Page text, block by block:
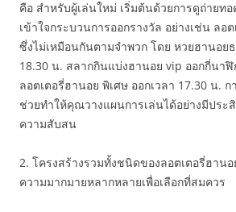
คือ สำหรับผู้เล่นใหม่ เริ่มต้นด้วยการดูถ่ายท
เข้าใจกระบวนการออกรางวัล อย่างเช่น ลอ
ซึ่งไม่เหมือนกันตามจำพวก โดย หวยฮานอย
18.30 น. สลากกินแบ่งฮานอย vip ออกกี่นา
ลอตเตอรี่ฮานอย พิเศษ ออกเวลา 17.30 น.
ช่วยทำให้คุณวางแผนการเล่นได้อย่างมีประ
ความสับสน
2. โครงสร้างรวมทั้งชนิดของลอตเตอรี่ฮานอ
ความมากมายหลากหลายเพื่อเลือกที่สมควร